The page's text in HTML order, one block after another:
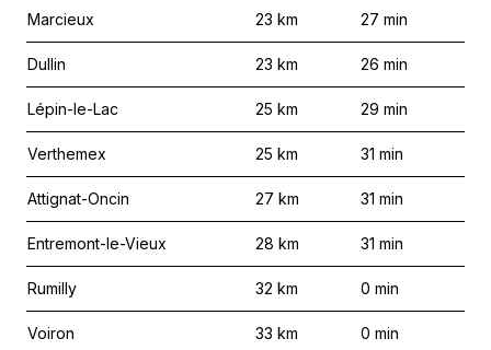
Marcieux 23 km 27 min
Dullin 23 km 26 min
Lépin-le-Lac 25 km 29 min
Verthemex 25 km 31 min
Attignat-Oncin 27 km 31 min
Entremont-le-Vieux 28 km 31 min
Rumilly 32 km 0 min
Voiron 33 km 0 min